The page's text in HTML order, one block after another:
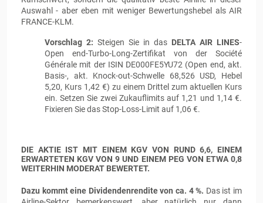
Auswahl - aber eben mit weniger Bewertungshebel als AIR
FRANCE-KLM.
Vorschlag 2: Steigen Sie in das DELTA AIR LINES-
Open end-Turbo-Long-Zertifikat von der Société
Générale mit der ISIN DE000FE5YU72 (Open end, akt.
Basis-, akt. Knock-out-Schwelle 68,526 USD, Hebel
5,20, Kurs 1,42 €) zu einem Drittel zum aktuellen Kurs
ein. Setzen Sie zwei Zukauflimits auf 1,21 und 1,14 €.
Fixieren Sie das Stop-Loss-Limit auf 1,06 €.
DIE AKTIE IST MIT EINEM KGV VON RUND 6,6, EINEM
ERWARTETEN KGV VON 9 UND EINEM PEG VON ETWA 0,8
WEITERHIN MODERAT BEWERTET.
Dazu kommt eine Dividendenrendite von ca. 4 %. Das ist im